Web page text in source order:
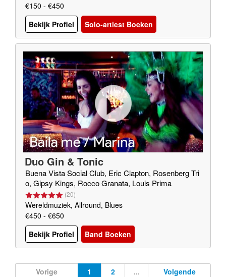
€150 - €450
Bekijk Profiel
Solo-artiest Boeken
Duo Gin & Tonic
Buena Vista Social Club, Eric Clapton, Rosenberg Tri
o, Gipsy Kings, Rocco Granata, Louis Prima
(20)
Wereldmuziek, Allround, Blues
€450 - €650
Bekijk Profiel
Band Boeken
Vorige 1 2 ... Volgende